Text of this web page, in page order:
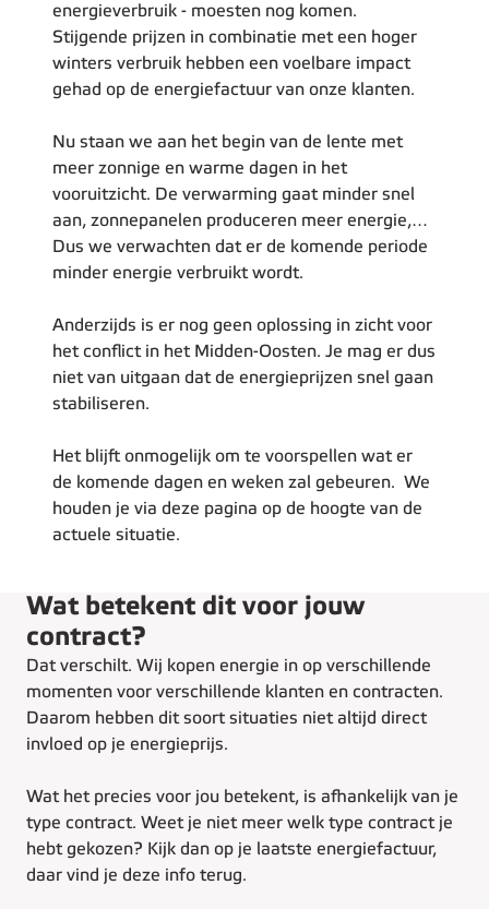
energieverbruik - moesten nog komen.
Stijgende prijzen in combinatie met een hoger
winters verbruik hebben een voelbare impact
gehad op de energiefactuur van onze klanten.
Nu staan we aan het begin van de lente met
meer zonnige en warme dagen in het
vooruitzicht. De verwarming gaat minder snel
aan, zonnepanelen produceren meer energie,…
Dus we verwachten dat er de komende periode
minder energie verbruikt wordt.
Anderzijds is er nog geen oplossing in zicht voor
het conflict in het Midden-Oosten. Je mag er dus
niet van uitgaan dat de energieprijzen snel gaan
stabiliseren.
Het blijft onmogelijk om te voorspellen wat er
de komende dagen en weken zal gebeuren. We
houden je via deze pagina op de hoogte van de
actuele situatie.
Wat betekent dit voor jouw
contract?
Dat verschilt. Wij kopen energie in op verschillende
momenten voor verschillende klanten en contracten.
Daarom hebben dit soort situaties niet altijd direct
invloed op je energieprijs.
Wat het precies voor jou betekent, is afhankelijk van je
type contract. Weet je niet meer welk type contract je
hebt gekozen? Kijk dan op je laatste energiefactuur,
daar vind je deze info terug.